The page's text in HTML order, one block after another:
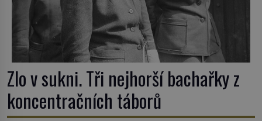
Zlo v sukni. Tři nejhorší bachařky z
koncentračních táborů